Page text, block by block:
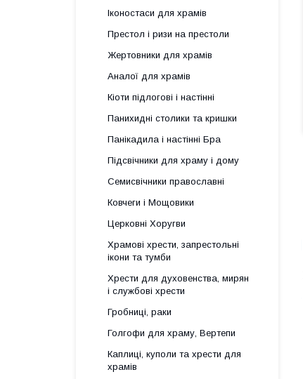
Іконостаси для храмів
Престол і ризи на престоли
Жертовники для храмів
Аналої для храмів
Кіоти підлогові і настінні
Панихидні столики та кришки
Панікадила і настінні Бра
Підсвічники для храму і дому
Семисвічники православні
Ковчеги і Мощовики
Церковні Хоругви
Храмові хрести, запрестольні
ікони та тумби
Хрести для духовенства, мирян
і службові хрести
Гробниці, раки
Голгофи для храму, Вертепи
Каплиці, куполи та хрести для
храмів